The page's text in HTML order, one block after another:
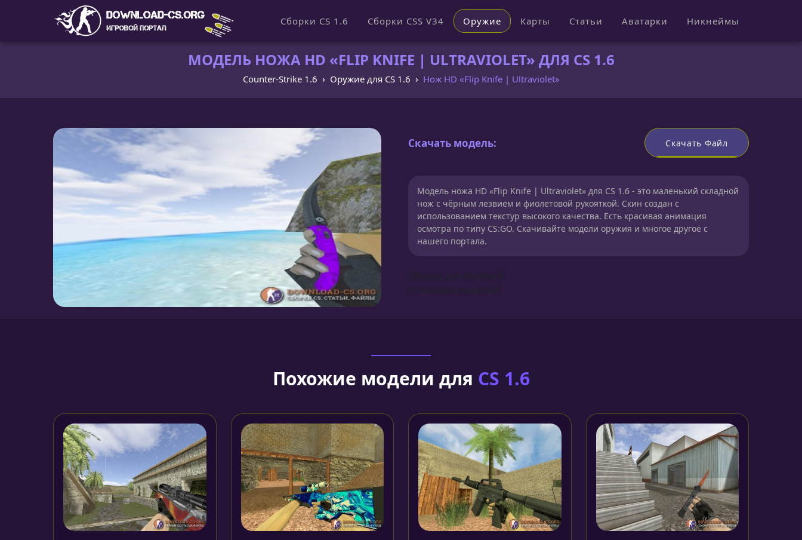
Сборки CS 1.6 Сборки CSS V34 Оружие Карты Статьи Аватарки Никнеймы
МОДЕЛЬ НОЖА HD «FLIP KNIFE | ULTRAVIOLET» ДЛЯ CS 1.6
Counter-Strike 1.6 Оружие для CS 1.6 Нож HD «Flip Knife | Ultraviolet»
Скачать модель: Скачать Файл
Модель ножа HD «Flip Knife | Ultraviolet» для CS 1.6 - это маленький складной
нож с чёрным лезвием и фиолетовой рукояткой. Скин создан с
использованием текстур высокого качества. Есть красивая анимация
осмотра по типу CS:GO. Скачивайте модели оружия и многое другое с
нашего портала.
Похожие модели для CS 1.6